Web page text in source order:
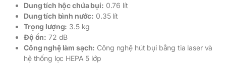
Dung tích hộc chứa bụi: 0.76 lít
Dung tích bình nước: 0.35 lít
Trọng lượng: 3.5 kg
Độ ồn: 72 dB
Công nghệ làm sạch: Công nghệ hút bụi bằng tia laser và
hệ thống lọc HEPA 5 lớp